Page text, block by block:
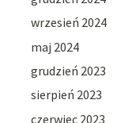
wrzesień 2024
maj 2024
grudzień 2023
sierpień 2023
czerwiec 2023